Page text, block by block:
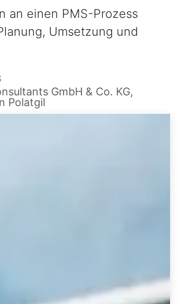
an einen PMS-Prozess
Umsetzung und
GmbH & Co. KG,
Polatgil